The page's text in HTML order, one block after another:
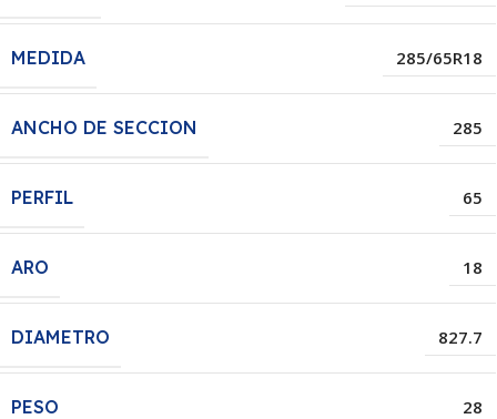
MEDIDA 285/65R18
ANCHO DE SECCION 285
PERFIL 65
ARO 18
DIAMETRO 827.7
PESO 28